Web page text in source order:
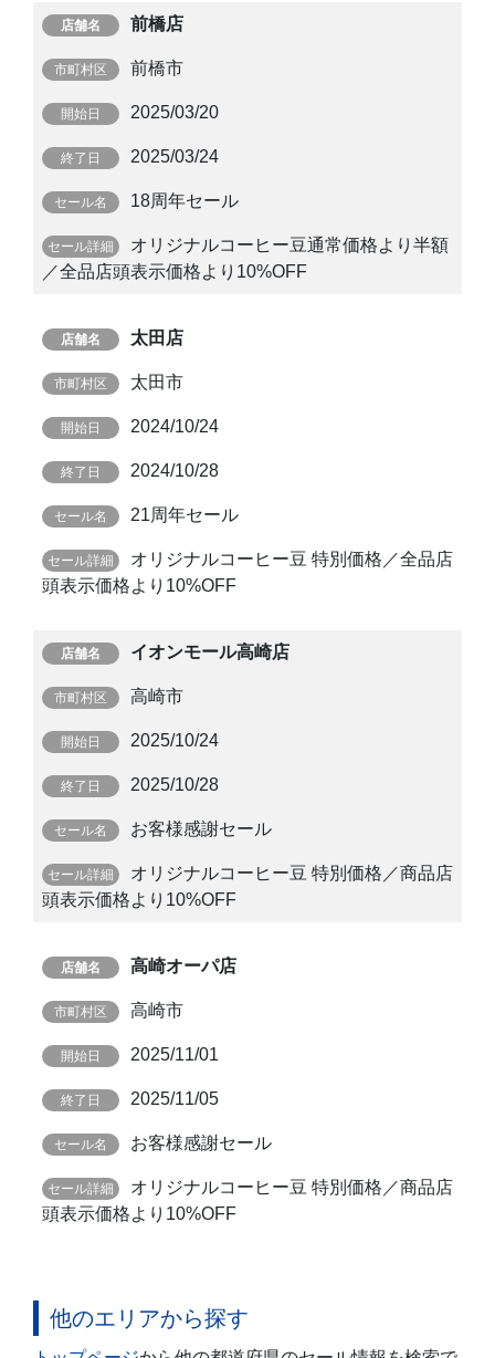
前橋店
前橋市
2025/03/20
2025/03/24
18周年セール
オリジナルコーヒー豆通常価格より半額
／全品店頭表示価格より10%OFF
太田店
太田市
2024/10/24
2024/10/28
21周年セール
オリジナルコーヒー豆 特別価格／全品店
頭表示価格より10%OFF
イオンモール高崎店
高崎市
2025/10/24
2025/10/28
お客様感謝セール
オリジナルコーヒー豆 特別価格／商品店
頭表示価格より10%OFF
高崎オーパ店
高崎市
2025/11/01
2025/11/05
お客様感謝セール
オリジナルコーヒー豆 特別価格／商品店
頭表示価格より10%OFF
他のエリアから探す